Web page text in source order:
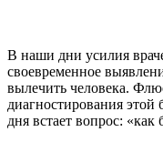
В наши дни усилия
своевременное
вылечить человека.
диагностирования этой
дня встает вопрос: «как